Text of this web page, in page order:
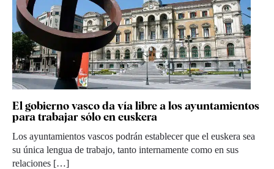
El gobierno vasco da vía libre a los ayuntamientos
para trabajar sólo en euskera
Los ayuntamientos vascos podrán establecer que el euskera sea
su única lengua de trabajo, tanto internamente como en sus
relaciones […]